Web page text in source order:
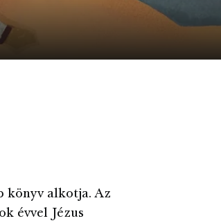
könyv alkotja. Az
évvel Jézus